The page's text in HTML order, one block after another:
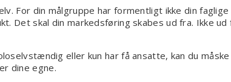
For din målgruppe har formentligt ikke din faglige
Det skal din markedsføring skabes ud fra. Ikke ud
eller kun har få ansatte, kan du
dine egne.